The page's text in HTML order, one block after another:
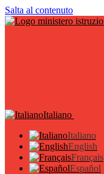
Salta al contenuto
Italiano
Italiano
English
Français
Español